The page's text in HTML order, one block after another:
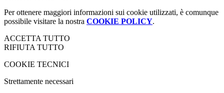
Per ottenere maggiori informazioni sui cookie utilizzati, è comunque
possibile visitare la nostra COOKIE POLICY.
ACCETTA TUTTO
RIFIUTA TUTTO
COOKIE TECNICI
Strettamente necessari